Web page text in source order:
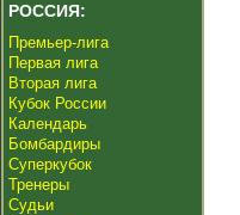
РОССИЯ:
Премьер-лига
Первая лига
Вторая лига
Кубок России
Календарь
Бомбардиры
Суперкубок
Тренеры
Судьи